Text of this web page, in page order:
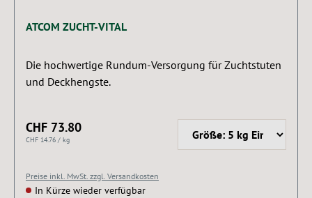
ATCOM ZUCHT-VITAL
Die hochwertige Rundum-Versorgung für Zuchtstuten
und Deckhengste.
CHF 73.80
CHF 14.76 / kg
Preise inkl. MwSt. zzgl. Versandkosten
In Kürze wieder verfügbar